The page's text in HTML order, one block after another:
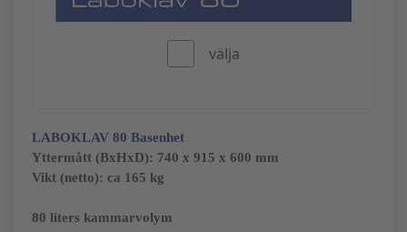
välja
LABOKLAV 80 Basenhet
Yttermått (BxHxD): 740 x 915 x 600 mm
Vikt (netto): ca 165 kg
80 liters kammarvolym